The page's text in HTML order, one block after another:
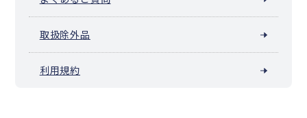
取扱除外品
利用規約